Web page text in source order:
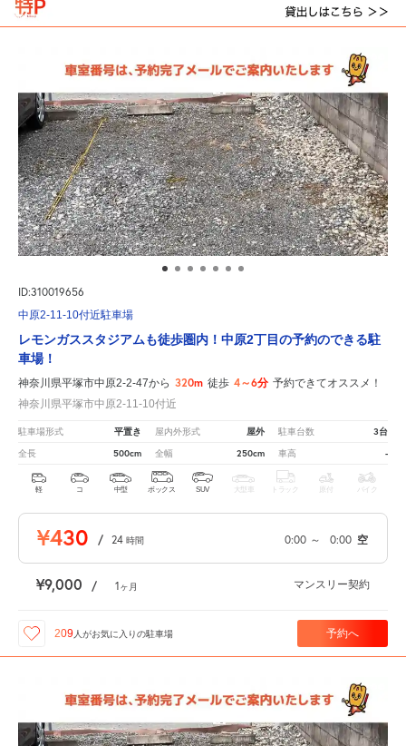
ID:310019656
中原2-11-10付近駐車場
レモンガススタジアムも徒歩圏内！中原2丁目の予約のできる駐
車場！
神奈川県平塚市中原2-2-47から 320m 徒歩 4～6分 予約できてオススメ！
神奈川県平塚市中原2-11-10付近
駐車場形式 平置き 屋内外形式 屋外 駐車台数 3台
全長 500cm 全幅 250cm 車高 -
軽 コ 中型 ボックス SUV 大型車 トラック 原付 バイク
¥430 / 24 時間 0:00 ～ 0:00 空
¥9,000 / 1ヶ月 マンスリー契約
209人がお気に入りの駐車場 予約へ